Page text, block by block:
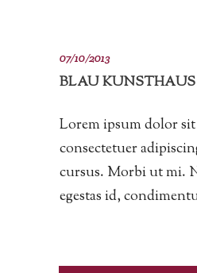
07/10/2013
BLAU
Lorem ipsum dolor sit
consectetuer
cursus. Morbi ut mi.
egestas id,